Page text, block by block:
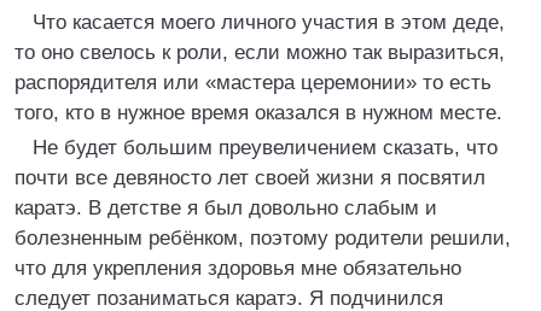
Что касается моего личного участия в этом деде,
то оно свелось к роли, если можно так выразиться,
распорядителя или «мастера церемонии» то есть
того, кто в нужное время оказался в нужном месте.
Не будет большим преувеличением сказать, что
почти все девяносто лет своей жизни я посвятил
каратэ. В детстве я был довольно слабым и
болезненным ребёнком, поэтому родители решили,
что для укрепления здоровья мне обязательно
следует позаниматься каратэ. Я подчинился